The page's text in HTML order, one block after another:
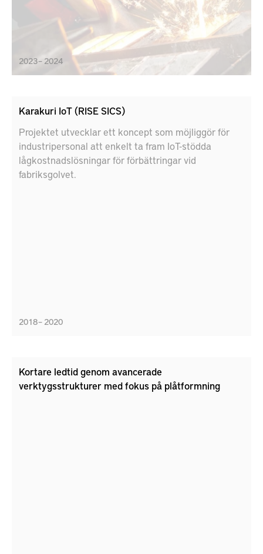
2023 – 2024
Karakuri IoT (RISE SICS)
Projektet utvecklar ett koncept som möjliggör för
industripersonal att enkelt ta fram IoT-stödda
lågkostnadslösningar för förbättringar vid
fabriksgolvet.
2018 – 2020
Kortare ledtid genom avancerade
verktygsstrukturer med fokus på plåtformning